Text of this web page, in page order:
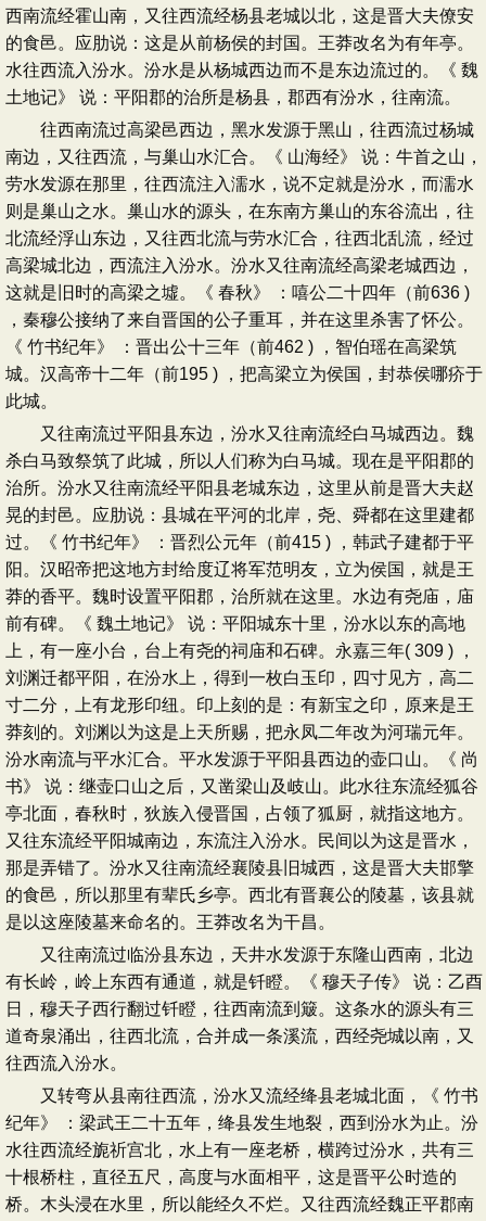
西南流经霍山南，又往西流经杨县老城以北，这是晋大夫僚安
的食邑。应肋说：这是从前杨侯的封国。王莽改名为有年亭。
水往西流入汾水。汾水是从杨城西边而不是东边流过的。《 魏
土地记》 说：平阳郡的治所是杨县，郡西有汾水，往南流。
往西南流过高梁邑西边，黑水发源于黑山，往西流过杨城
南边，又往西流，与巢山水汇合。《 山海经》 说：牛首之山，
劳水发源在那里，往西流注入濡水，说不定就是汾水，而濡水
则是巢山之水。巢山水的源头，在东南方巢山的东谷流出，往
北流经浮山东边，又往西北流与劳水汇合，往西北乱流，经过
高梁城北边，西流注入汾水。汾水又往南流经高梁老城西边，
这就是旧时的高梁之墟。《 春秋》 ：嘻公二十四年（前636 )
，秦穆公接纳了来自晋国的公子重耳，并在这里杀害了怀公。
《 竹书纪年》 ：晋出公十三年（前462 ) ，智伯瑶在高梁筑
城。汉高帝十二年（前195 ) ，把高梁立为侯国，封恭侯哪疥于
此城。
又往南流过平阳县东边，汾水又往南流经白马城西边。魏
杀白马致祭筑了此城，所以人们称为白马城。现在是平阳郡的
治所。汾水又往南流经平阳县老城东边，这里从前是晋大夫赵
晃的封邑。应肋说：县城在平河的北岸，尧、舜都在这里建都
过。《 竹书纪年》 ：晋烈公元年（前415 ) ，韩武子建都于平
阳。汉昭帝把这地方封给度辽将军范明友，立为侯国，就是王
莽的香平。魏时设置平阳郡，治所就在这里。水边有尧庙，庙
前有碑。《 魏土地记》 说：平阳城东十里，汾水以东的高地
上，有一座小台，台上有尧的祠庙和石碑。永嘉三年( 309 ) ，
刘渊迁都平阳，在汾水上，得到一枚白玉印，四寸见方，高二
寸二分，上有龙形印纽。印上刻的是：有新宝之印，原来是王
莽刻的。刘渊以为这是上天所赐，把永凤二年改为河瑞元年。
汾水南流与平水汇合。平水发源于平阳县西边的壶口山。《 尚
书》 说：继壶口山之后，又凿梁山及岐山。此水往东流经狐谷
亭北面，春秋时，狄族入侵晋国，占领了狐厨，就指这地方。
又往东流经平阳城南边，东流注入汾水。民间以为这是晋水，
那是弄错了。汾水又往南流经襄陵县旧城西，这是晋大夫邯擎
的食邑，所以那里有辈氏乡亭。西北有晋襄公的陵墓，该县就
是以这座陵墓来命名的。王莽改名为干昌。
又往南流过临汾县东边，天井水发源于东隆山西南，北边
有长岭，岭上东西有通道，就是钎瞪。《 穆天子传》 说：乙酉
日，穆天子西行翻过钎瞪，往西南流到簸。这条水的源头有三
道奇泉涌出，往西北流，合并成一条溪流，西经尧城以南，又
往西流入汾水。
又转弯从县南往西流，汾水又流经绛县老城北面，《 竹书
纪年》 ：梁武王二十五年，绛县发生地裂，西到汾水为止。汾
水往西流经旎祈宫北，水上有一座老桥，横跨过汾水，共有三
十根桥柱，直径五尺，高度与水面相平，这是晋平公时造的
桥。木头浸在水里，所以能经久不烂。又往西流经魏正平郡南